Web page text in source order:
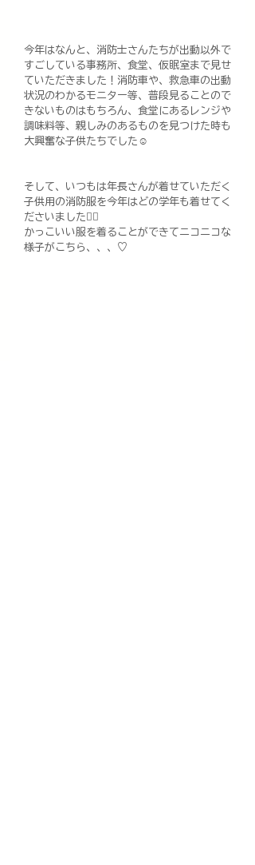
今年はなんと、消防士さんたちが出動以外で
すごしている事務所、食堂、仮眠室まで見せ
ていただきました！消防車や、救急車の出動
状況のわかるモニター等、普段見ることので
きないものはもちろん、食堂にあるレンジや
調味料等、親しみのあるものを見つけた時も
大興奮な子供たちでした☺️
そして、いつもは年長さんが着せていただく
子供用の消防服を今年はどの学年も着せてく
ださいました🙇‍♀️
かっこいい服を着ることができてニコニコな
様子がこちら、、、♡